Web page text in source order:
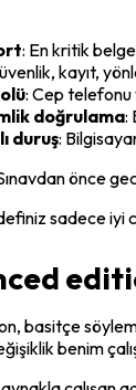
: En kritik
kayıt,
: Cep telefonu
doğrulama:
duruş:
önce
sadece
basitçe
benim